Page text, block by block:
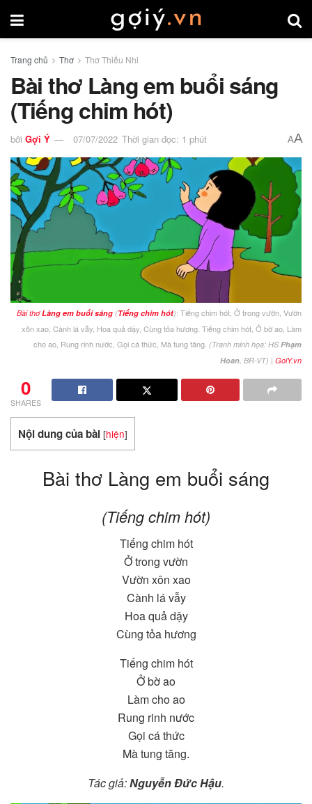
Trang chủ Thơ Thơ Thiếu Nhi
Bài thơ Làng em buổi sáng
(Tiếng chim hót)
bởi Gợi Ý 07/07/2022 Thời gian đọc: 1 phút AA
Bài thơLàng em buổi sáng (Tiếng chim hót): Tiếng chim hót, Ở trong vườn, Vườn
xôn xao, Cành lá vẫy, Hoa quả dậy, Cùng tỏa hương. Tiếng chim hót, Ở bờ ao, Làm
cho ao, Rung rinh nước, Gọi cá thức, Mà tung tăng. (Tranh minh họa: HS Phạm
Hoan , BR-VT) | GoiY.vn
0
SHARES
Nội dung của bài [hiện]
Bài thơ Làng em buổi sáng
(Tiếng chim hót)
Tiếng chim hót
Ở trong vườn
Vườn xôn xao
Cành lá vẫy
Hoa quả dậy
Cùng tỏa hương
Tiếng chim hót
Ở bờ ao
Làm cho ao
Rung rinh nước
Gọi cá thức
Mà tung tăng.
Tác giả:Nguyễn Đức Hậu.